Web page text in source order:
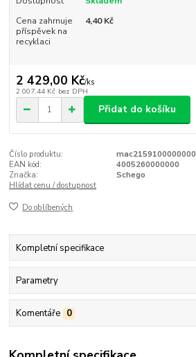
Cena zahrnuje
příspěvek na
recyklaci
4,40 Kč
2 429,00 Kč/ks
2 007,44 Kč bez DPH
Přidat do košíku
Číslo produktu:
mac2159100000000
EAN kód:
4005260000000
Značka:
Schego
Hlídat cenu / dostupnost
Do oblíbených
Kompletní specifikace
Parametry
Komentáře 0